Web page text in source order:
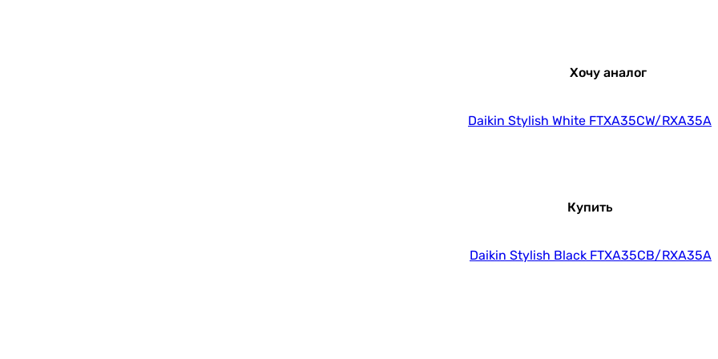
Хочу аналог
Daikin Stylish White FTXA35CW/RXA35A
Купить
Daikin Stylish Black FTXA35CB/RXA35A